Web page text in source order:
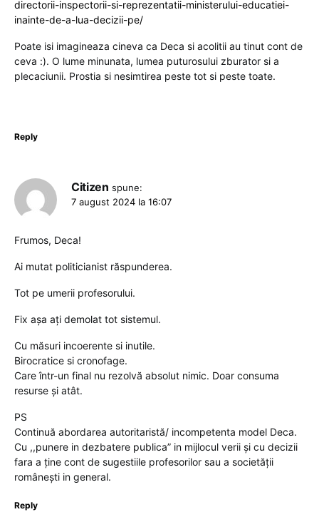
directorii-inspectorii-si-reprezentatii-ministerului-educatiei-
inainte-de-a-lua-decizii-pe/
Poate isi imagineaza cineva ca Deca si acolitii au tinut cont de
ceva :). O lume minunata, lumea puturosului zburator si a
plecaciunii. Prostia si nesimtirea peste tot si peste toate.
Reply
Citizen spune:
7 august 2024 la 16:07
Frumos, Deca!
Ai mutat politicianist răspunderea.
Tot pe umerii profesorului.
Fix așa ați demolat tot sistemul.
Cu măsuri incoerente si inutile.
Birocratice si cronofage.
Care într-un final nu rezolvă absolut nimic. Doar consuma
resurse și atât.
PS
Continuă abordarea autoritaristă/ incompetenta model Deca.
Cu ,,punere in dezbatere publica” in mijlocul verii și cu decizii
fara a ține cont de sugestiile profesorilor sau a societății
românești in general.
Reply